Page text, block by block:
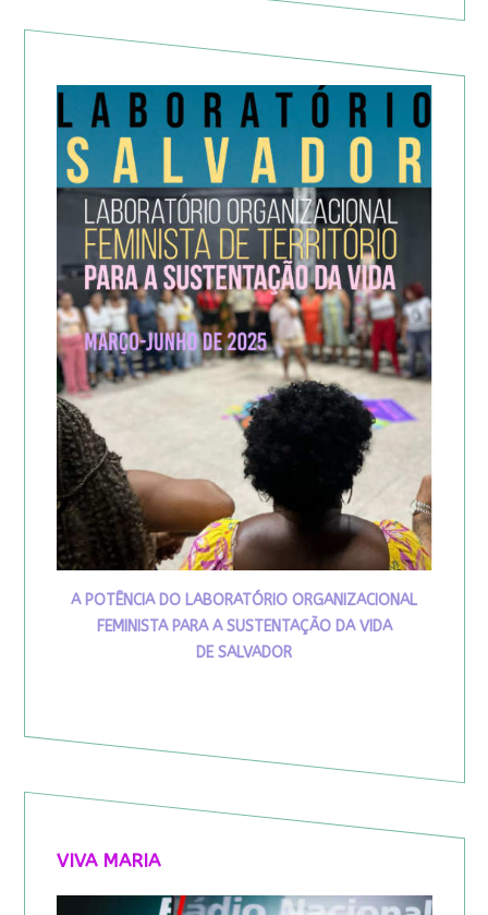
A POTÊNCIA DO LABORATÓRIO ORGANIZACIONAL
FEMINISTA PARA A SUSTENTAÇÃO DA VIDA
DE SALVADOR
VIVA MARIA